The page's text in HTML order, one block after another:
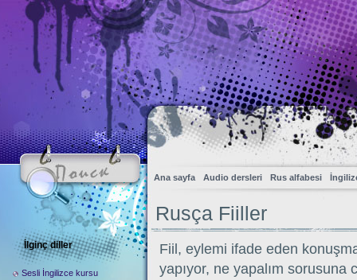
Ana sayfa Audio dersleri Rus alfabesi
Rusça Fiiller
Fiil, eylemi ifade eden
yapıyor, ne yapalım
İlginç diller
Sesli İngilizce kursu